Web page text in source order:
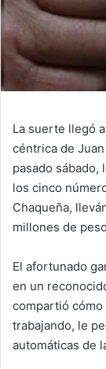
La suerte llegó
céntrica de
pasado sábado,
los cinco
Chaqueña,
millones de
El afortunado
en un
compartió cómo
trabajando, le
automáticas de